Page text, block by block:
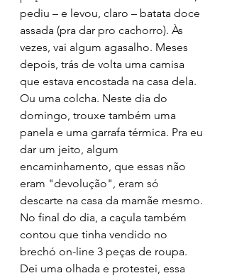
pediu – e levou, claro – batata doce
assada (pra dar pro cachorro). Às
vezes, vai algum agasalho. Meses
depois, trás de volta uma camisa
que estava encostada na casa dela.
Ou uma colcha. Neste dia do
domingo, trouxe também uma
panela e uma garrafa térmica. Pra eu
dar um jeito, algum
encaminhamento, que essas não
eram "devolução", eram só
descarte na casa da mamãe mesmo.
No final do dia, a caçula também
contou que tinha vendido no
brechó on-line 3 peças de roupa.
Dei uma olhada e protestei, essa